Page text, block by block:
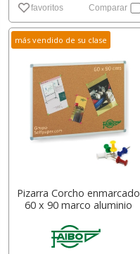
favoritos Comparar
más vendido de su clase
Pizarra Corcho enmarcado
60 x 90 marco aluminio